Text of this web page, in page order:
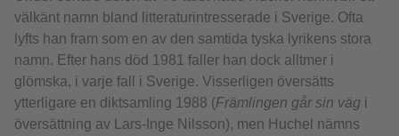
välkänt namn bland litteraturintresserade i Sverige. Ofta
lyfts han fram som en av den samtida tyska lyrikens stora
namn. Efter hans död 1981 faller han dock alltmer i
glömska, i varje fall i Sverige. Visserligen översätts
ytterligare en diktsamling 1988 (Främlingen går sin väg i
översättning av Lars-Inge Nilsson), men Huchel nämns